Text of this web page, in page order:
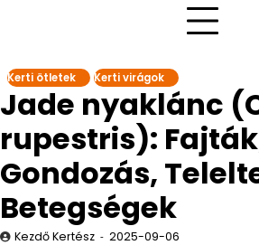
Kerti ötletek Kerti virágok
Jade nyaklánc
rupestris):
Gondozás,
Betegségek
Kezdő Kertész 2025-09-06